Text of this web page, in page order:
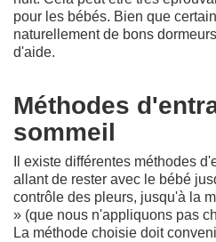
pour les bébés. Bien que
naturellement de bons
d'aide.
Méthodes
sommeil
Il existe différentes méthodes
allant de rester avec le bébé
contrôle des pleurs, jusqu'à la
» (que nous n'appliquons pas
La méthode choisie doit